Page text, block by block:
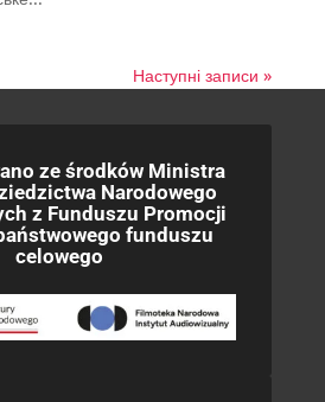
Наступні записи »
ze środków Ministra
Narodowego
z Funduszu Promocji
funduszu
celowego